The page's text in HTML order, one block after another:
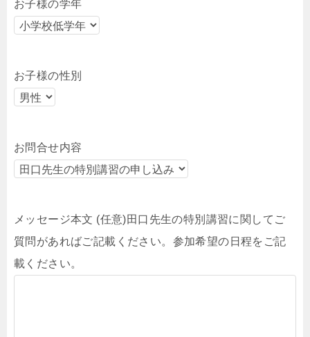
お子様の学年
お子様の性別
お問合せ内容
メッセージ本文 (任意)田口先生の特別講習に関してご
質問があればご記載ください。参加希望の日程をご記
載ください。